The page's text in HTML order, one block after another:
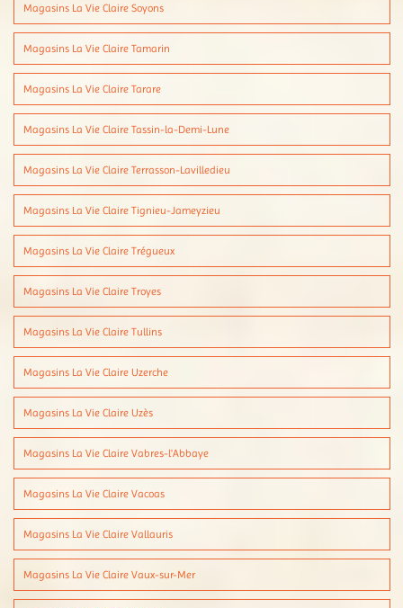
Magasins La Vie Claire Soyons
Magasins La Vie Claire Tamarin
Magasins La Vie Claire Tarare
Magasins La Vie Claire Tassin-la-Demi-Lune
Magasins La Vie Claire Terrasson-Lavilledieu
Magasins La Vie Claire Tignieu-Jameyzieu
Magasins La Vie Claire Trégueux
Magasins La Vie Claire Troyes
Magasins La Vie Claire Tullins
Magasins La Vie Claire Uzerche
Magasins La Vie Claire Uzès
Magasins La Vie Claire Vabres-l'Abbaye
Magasins La Vie Claire Vacoas
Magasins La Vie Claire Vallauris
Magasins La Vie Claire Vaux-sur-Mer